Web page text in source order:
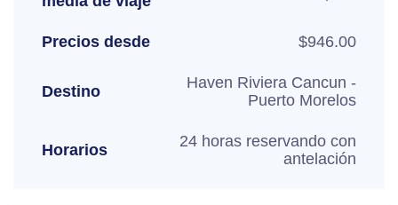
Precios desde $946.00
Destino
Haven Riviera Cancun -
Puerto Morelos
Horarios
24 horas reservando con
antelación